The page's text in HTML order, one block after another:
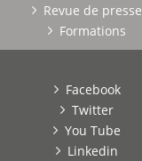
Revue de presse
Formations
Facebook
Twitter
You Tube
Linkedin